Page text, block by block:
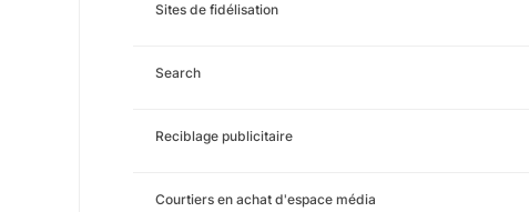
Sites de fidélisation
Search
Reciblage publicitaire
Courtiers en achat d'espace média